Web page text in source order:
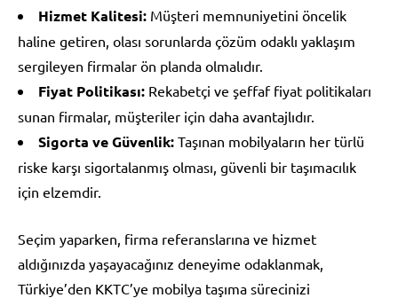
Hizmet Kalitesi: Müşteri memnuniyetini öncelik
haline getiren, olası sorunlarda çözüm odaklı yaklaşım
sergileyen firmalar ön planda olmalıdır.
Fiyat Politikası: Rekabetçi ve şeffaf fiyat politikaları
sunan firmalar, müşteriler için daha avantajlıdır.
Sigorta ve Güvenlik: Taşınan mobilyaların her türlü
riske karşı sigortalanmış olması, güvenli bir taşımacılık
için elzemdir.
Seçim yaparken, firma referanslarına ve hizmet
aldığınızda yaşayacağınız deneyime odaklanmak,
Türkiye’den KKTC’ye mobilya taşıma sürecinizi